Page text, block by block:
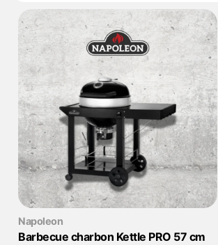
Napoleon
Barbecue charbon Kettle PRO 57 cm